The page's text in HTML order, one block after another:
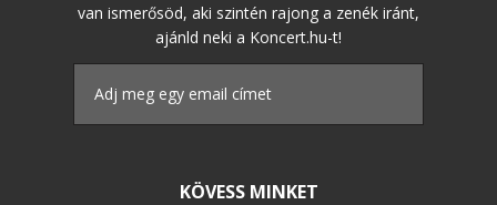
van ismerősöd, aki szintén rajong a zenék iránt,
ajánld neki a Koncert.hu-t!
KÖVESS MINKET